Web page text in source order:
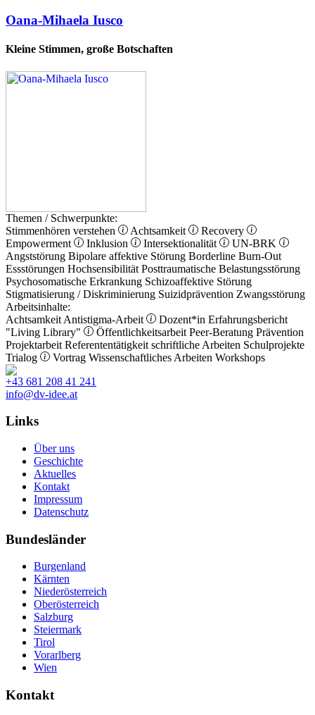
Oana-Mihaela Iusco
Kleine Stimmen, große Botschaften
Themen / Schwerpunkte:
Stimmenhören verstehen
Achtsamkeit
Recovery
Empowerment
Inklusion Intersektionalität
UN-BRK
Angststörung Bipolare affektive Störung Borderline Burn-Out
Essstörungen Hochsensibilität Posttraumatische Belastungsstörung
Psychosomatische Erkrankung Schizoaffektive Störung
Stigmatisierung / Diskriminierung Suizidprävention Zwangsstörung
Arbeitsinhalte:
Achtsamkeit Antistigma-Arbeit Dozent*in Erfahrungsbericht
"Living Library"
Öffentlichkeitsarbeit Peer-Beratung Prävention
Projektarbeit Referententätigkeit schriftliche Arbeiten Schulprojekte
Trialog
Vortrag Wissenschaftliches Arbeiten Workshops
+43 681 208 41 241
info@dv-idee.at
Links
Über uns
Geschichte
Aktuelles
Kontakt
Impressum
Datenschutz
Bundesländer
Burgenland
Kärnten
Niederösterreich
Oberösterreich
Salzburg
Steiermark
Tirol
Vorarlberg
Wien
Kontakt